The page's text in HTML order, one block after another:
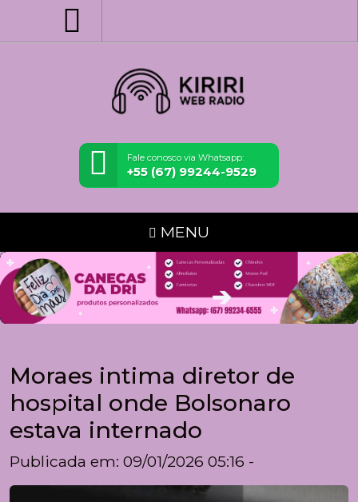
Fale conosco via Whatsapp:
+55 (67) 99244-9529
MENU
Moraes intima diretor de
hospital onde Bolsonaro
estava internado
Publicada em: 09/01/2026 05:16 -